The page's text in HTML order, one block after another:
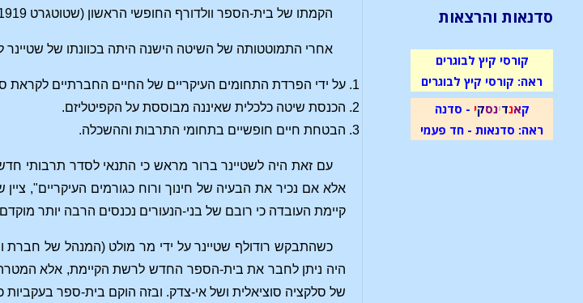
הקמתו של בית-הספר וולדורף החופשי הראשון (שטוטגרט 1919) קשורה קשר ישיר למאמצו של רודולף שטיינר למען העיצוב החדש של הסדר הסוציאלי.
אחרי התמוטטותה של השיטה הישנה היתה בכוונתו של
על ידי הפרדת התחומים העיקריים של החיים החברתיים לקראת
הכנסת שיטה כלכלית שאיננה מבוססת על הקפיטליזם.
הבטחת חיים חופשיים בתחומי התרבות וההשכלה.
עם זאת היה לשטיינר ברור מראש כי התנאי לסדר תרבותי
אלא אם נכיר את הבעיה של חינוך ורוח כגורמים העיקריים",
קיימת העובדה כי רובם של בני-הנעורים נכנסים הרבה יותר
כשהתבקש רודולף שטיינר על ידי מר מולט (המנהל של חברת
היה ניתן לחבר את בית-הספר החדש לרשת הקיימת, אלא
של סלקציה סוציאלית ושל אי-צדק. ובזה הוקם בית-ספר
סדנאות והרצאות
קורסי קיץ לבוגרים
ראה: קורסי קיץ לבוגרים
קאנדינסקי - סדנה
ראה: סדנאות - חד פעמי